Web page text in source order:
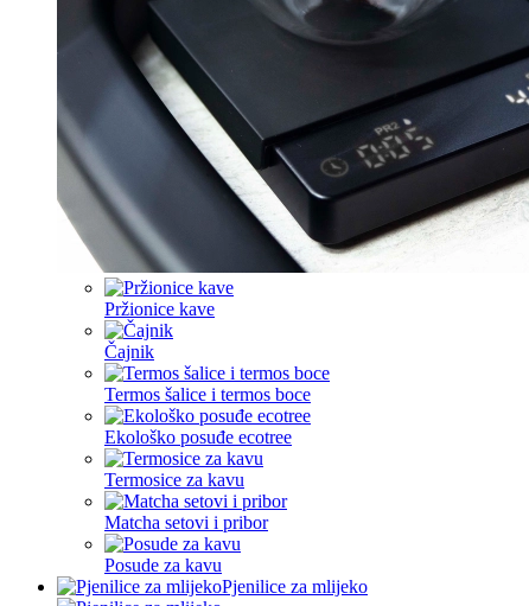
Pržionice kave
Čajnik
Termos šalice i termos boce
Ekološko posuđe ecotree
Termosice za kavu
Matcha setovi i pribor
Posude za kavu
Pjenilice za mlijeko